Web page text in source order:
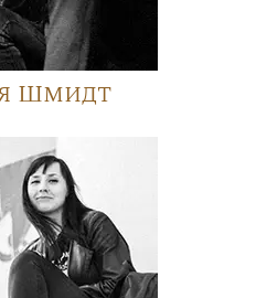
Шмидт